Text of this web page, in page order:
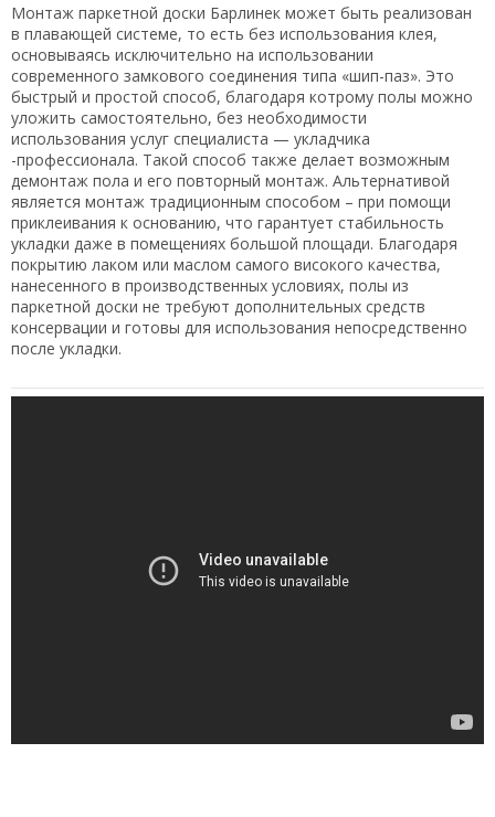
Монтаж паркетной доски Барлинек может быть реализован
в плавающей системе, то есть без использования клея,
основываясь исключительно на использовании
современного замкового соединения типа «шип-паз». Это
быстрый и простой способ, благодаря котрому полы можно
уложить самостоятельно, без необходимости
использования услуг специалиста — укладчика
-профессионала. Такой способ также делает возможным
демонтаж пола и его повторный монтаж. Альтернативой
является монтаж традиционным способом – при помощи
приклеивания к основанию, что гарантует стабильность
укладки даже в помещениях большой площади. Благодаря
покрытию лаком или маслом самого високого качества,
нанесенного в производственных условиях, полы из
паркетной доски не требуют дополнительных средств
консервации и готовы для использования непосредственно
после укладки.